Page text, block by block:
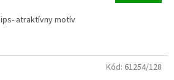
atraktívny motív
Kód: 61254/128